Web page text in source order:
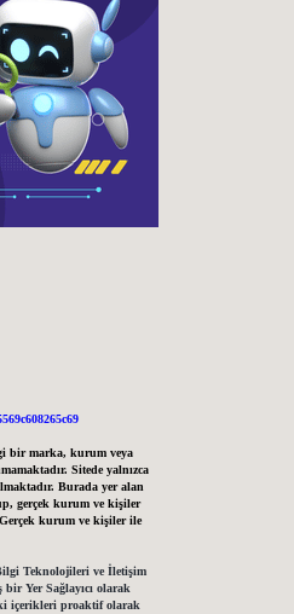
bir marka, kurum veya
Sitede yalnızca
Burada yer alan
gerçek kurum ve kişiler
kurum ve kişiler ile
Teknolojileri ve İletişim
Yer Sağlayıcı olarak
içerikleri proaktif olarak